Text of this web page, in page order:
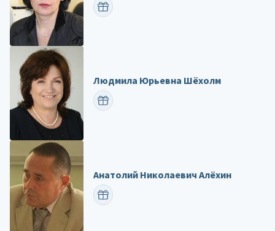
ПОЗДРАВИТЬ
Людмила Юрьевна Шёхолм
ПОЗДРАВИТЬ
Анатолий Николаевич Алёхин
ПОЗДРАВИТЬ